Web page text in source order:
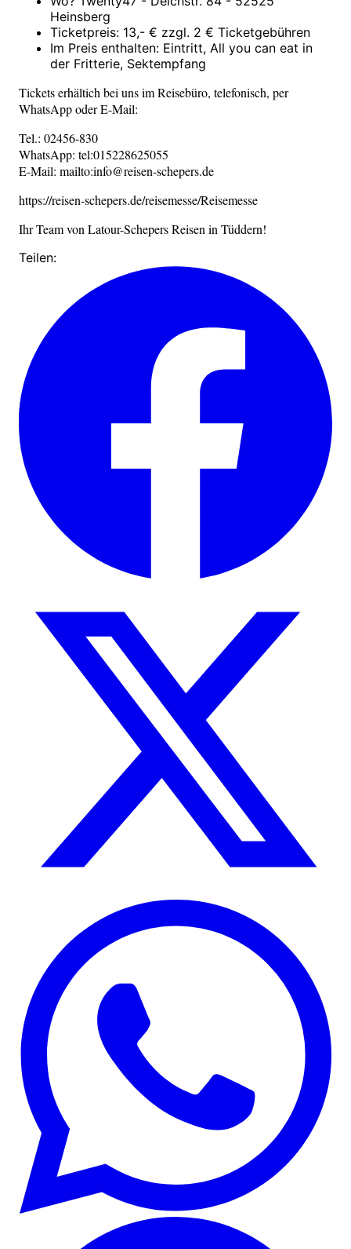
Heinsberg
Ticketpreis: 13,- € zzgl. 2 € Ticketgebühren
Im Preis enthalten: Eintritt, All you can eat in
der Fritterie, Sektempfang
Tickets erhältich bei uns im Reisebüro, telefonisch, per
WhatsApp oder E-Mail:
Tel.: 02456-830
WhatsApp: tel:015228625055
E-Mail: mailto:info@reisen-schepers.de
https://reisen-schepers.de/reisemesse/Reisemesse
Ihr Team von Latour-Schepers Reisen in Tüddern!
Teilen: